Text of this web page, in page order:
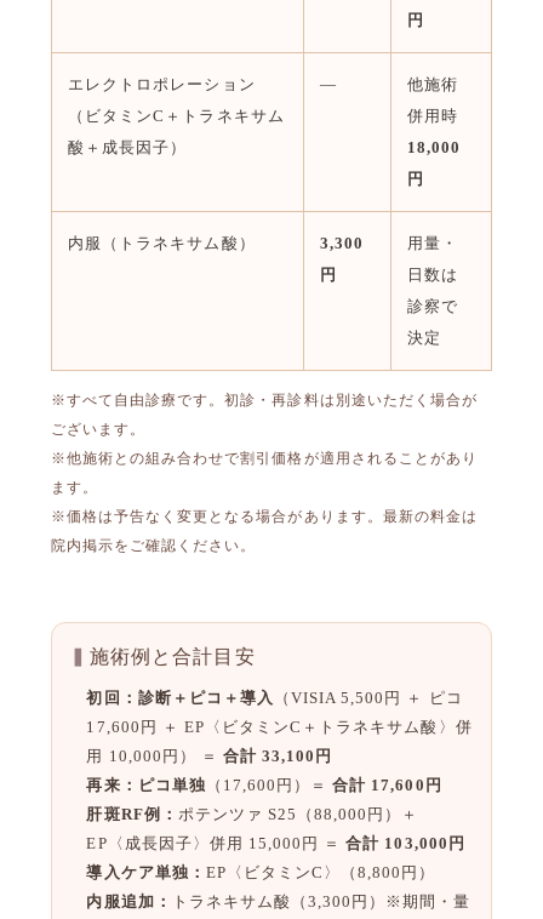
円
エレクトロポレーション
（ビタミンC＋トラネキサム
酸＋成長因子）
—
他施術
併用時
18,000
円
内服（トラネキサム酸）
3,300
円
用量・
日数は
診察で
決定
※すべて自由診療です。初診・再診料は別途いただく場合が
ございます。
※他施術との組み合わせで割引価格が適用されることがあり
ます。
※価格は予告なく変更となる場合があります。最新の料金は
院内掲示をご確認ください。
施術例と合計目安
初回：診断＋ピコ＋導入
（VISIA 5,500円 ＋ ピコ
17,600円 ＋ EP〈ビタミンC＋トラネキサム酸〉併
用 10,000円） ＝合計 33,100円
再来：ピコ単独 （17,600円）＝合計 17,600円
肝斑RF例： ポテンツァ S25（88,000円）＋
EP〈成長因子〉併用 15,000円 ＝合計 103,000円
導入ケア単独： EP〈ビタミンC〉（8,800円）
内服追加：
トラネキサム酸（3,300円）※期間・量